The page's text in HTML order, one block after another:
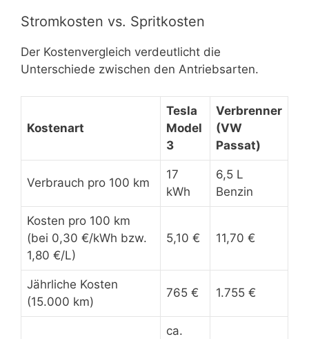
Stromkosten vs. Spritkosten
Der Kostenvergleich verdeutlicht die
Unterschiede zwischen den Antriebsarten.
Kostenart
Tesla
Model
3
Verbrenner
(VW
Passat)
Verbrauch pro 100 km
17
kWh
6,5 L
Benzin
Kosten pro 100 km
(bei 0,30 €/kWh bzw.
1,80 €/L)
5,10 € 11,70 €
Jährliche Kosten
(15.000 km)
765 € 1.755 €
ca.